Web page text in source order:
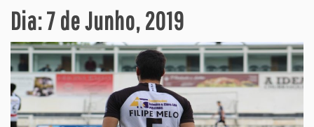
Dia:7 de Junho, 2019